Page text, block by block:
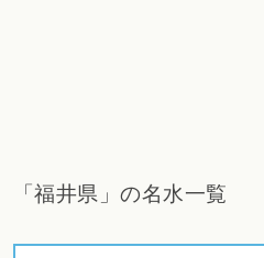
「福井県」の名水一覧